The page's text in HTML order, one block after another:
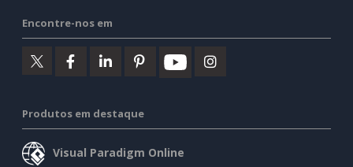
Encontre-nos em
Produtos em destaque
Visual Paradigm Online